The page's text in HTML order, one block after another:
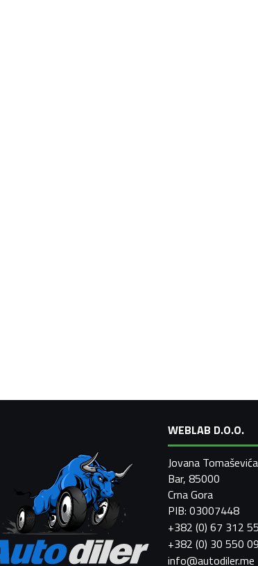
WEBLAB D.O.O.
Jovana
Bar, 85000
Crna Gora
PIB: 03007448
+382 (0) 67 312
+382 (0) 30 550
info@autodiler.me